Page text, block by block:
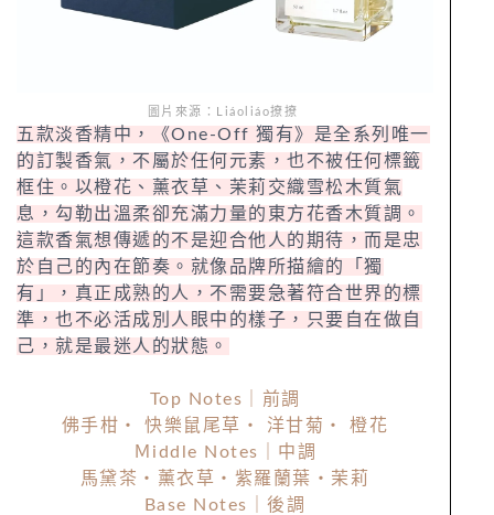
圖片來源：Liáoliáo撩撩
五款淡香精中，《One-Off 獨有》是全系列唯一
的訂製香氣，不屬於任何元素，也不被任何標籤
框住。以橙花、薰衣草、茉莉交織雪松木質氣
息，勾勒出溫柔卻充滿力量的東方花香木質調。
這款香氣想傳遞的不是迎合他人的期待，而是忠
於自己的內在節奏。就像品牌所描繪的「獨
有」，真正成熟的人，不需要急著符合世界的標
準，也不必活成別人眼中的樣子，只要自在做自
己，就是最迷人的狀態。
Top Notes｜前調
佛手柑・ 快樂鼠尾草・ 洋甘菊・ 橙花
Ｍiddle Notes｜中調
馬黛茶・薰衣草・紫羅蘭葉・茉莉
Base Notes｜後調